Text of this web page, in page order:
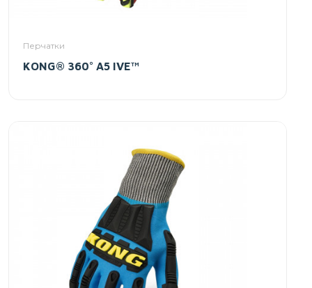
Перчатки
KONG® 360° A5 IVE™